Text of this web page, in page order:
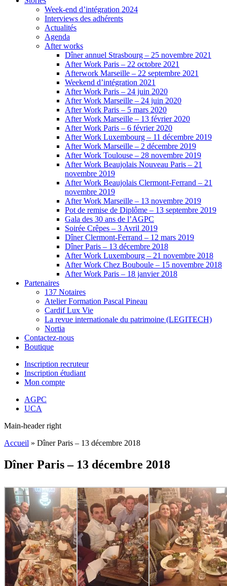
Week-end d’intégration 2024
Interviews des adhérents
Actualités
Agenda
After works
Dîner annuel Strasbourg – 25 novembre 2021
After Work Paris – 22 octobre 2021
Afterwork Marseille – 22 septembre 2021
Weekend d’intégration 2021
After Work Paris – 24 juin 2020
After Work Marseille – 24 juin 2020
After Work Paris – 5 mars 2020
After Work Marseille – 13 février 2020
After Work Paris – 6 février 2020
After Work Luxembourg – 11 décembre 2019
After Work Marseille – 2 décembre 2019
After Work Toulouse – 28 novembre 2019
After Work Beaujolais Nouveau Paris – 21
novembre 2019
After Work Beaujolais Clermont-Ferrand – 21
novembre 2019
After Work Marseille – 13 novembre 2019
Pot de remise de Diplôme – 13 septembre 2019
Gala des 30 ans de l’AGPC
Soirée Crêpes – 3 Avril 2019
Dîner Clermont-Ferrand – 12 mars 2019
Dîner Paris – 13 décembre 2018
After Work Luxembourg – 21 novembre 2018
After Work Chez Bouboule – 15 novembre 2018
After Work Paris – 18 janvier 2018
Partenaires
137 Notaires
Atelier Formation Pascal Pineau
Cardif Lux Vie
La revue internationale du patrimoine (LEGITECH)
Nortia
Contactez-nous
Boutique
Inscription recruteur
Inscription étudiant
Mon compte
AGPC
UCA
Main-header right
Accueil » Dîner Paris – 13 décembre 2018
Dîner Paris – 13 décembre 2018